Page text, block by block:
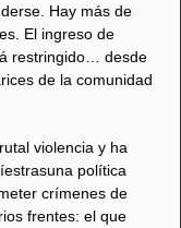
Hay más de
El ingreso de
restringido… desde
de la comunidad
violencia y ha
política
crímenes de
frentes: el que